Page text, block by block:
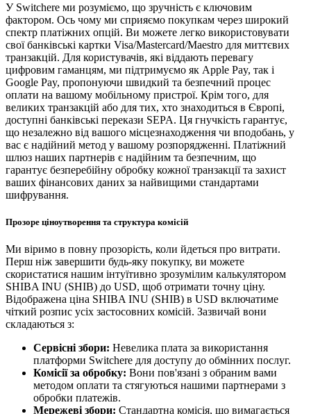
У Switchere ми розуміємо, що зручність є ключовим
фактором. Ось чому ми сприяємо покупкам через широкий
спектр платіжних опцій. Ви можете легко використовувати
свої банківські картки Visa/Mastercard/Maestro для миттєвих
транзакцій. Для користувачів, які віддають перевагу
цифровим гаманцям, ми підтримуємо як Apple Pay, так і
Google Pay, пропонуючи швидкий та безпечний процес
оплати на вашому мобільному пристрої. Крім того, для
великих транзакцій або для тих, хто знаходиться в Європі,
доступні банківські перекази SEPA. Ця гнучкість гарантує,
що незалежно від вашого місцезнаходження чи вподобань, у
вас є надійний метод у вашому розпорядженні. Платіжний
шлюз наших партнерів є надійним та безпечним, що
гарантує безперебійну обробку кожної транзакції та захист
ваших фінансових даних за найвищими стандартами
шифрування.
Прозоре ціноутворення та структура комісій
Ми віримо в повну прозорість, коли йдеться про витрати.
Перш ніж завершити будь-яку покупку, ви можете
скористатися нашим інтуїтивно зрозумілим калькулятором
SHIBA INU (SHIB) до USD, щоб отримати точну ціну.
Відображена ціна SHIBA INU (SHIB) в USD включатиме
чіткий розпис усіх застосовних комісій. Зазвичай вони
складаються з:
Сервісні збори: Невелика плата за використання
платформи Switchere для доступу до обмінних послуг.
Комісії за обробку: Вони пов'язані з обраним вами
методом оплати та стягуються нашими партнерами з
обробки платежів.
Мережеві збори: Стандартна комісія, що вимагається